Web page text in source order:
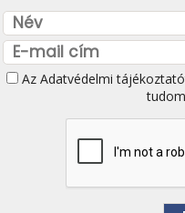
Az Adatvédelmi